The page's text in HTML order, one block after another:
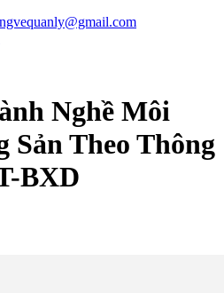
Nghề Môi
Sản Theo Thông
BXD